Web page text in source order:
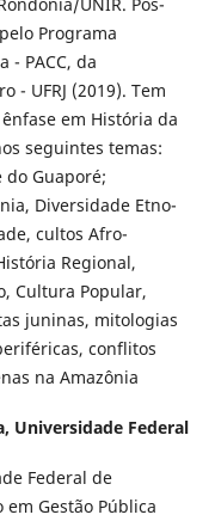
Programa
- PACC, da
- UFRJ (2019). Tem
em História da
seguintes temas:
do Guaporé;
Diversidade Etno-
cultos Afro-
Regional,
Cultura Popular,
juninas, mitologias
conflitos
na Amazônia
Universidade Federal
Federal de
Gestão Pública